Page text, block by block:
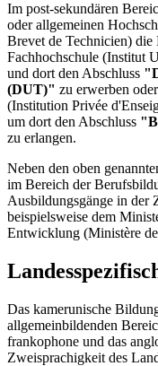
Im post-sekundären
oder allgemeinen
Brevet de Technicien)
Fachhochschule (Institut
und dort den Abschluss
(DUT)" zu erwerben
(Institution Privée
um dort den Abschluss
zu erlangen.
Neben den oben
im Bereich der
Ausbildungsgänge in der
beispielsweise dem
Entwicklung (Ministère
Das kamerunische
allgemeinbildenden
frankophone und das
Zweisprachigkeit des